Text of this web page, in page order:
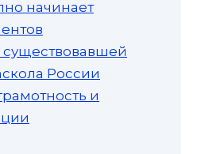
начинает
существовавшей
России
и